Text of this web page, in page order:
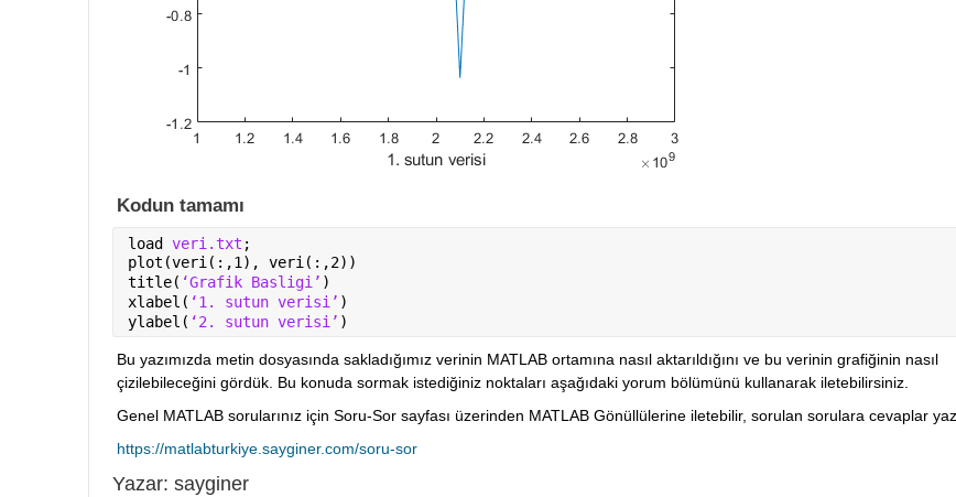
Kodun tamamı
load veri.txt ;
plot(veri(:,1), veri(:,2))
title( ‘Grafik Basligi’ )
xlabel( ‘1. sutun verisi’ )
ylabel( ‘2. sutun verisi’ )
Bu yazımızda metin dosyasında sakladığımız verinin MATLAB ortamına nasıl aktarıldığını ve bu verinin grafiğinin nasıl
çizilebileceğini gördük. Bu konuda sormak istediğiniz noktaları aşağıdaki yorum bölümünü kullanarak iletebilirsiniz.
Genel MATLAB sorularınız için Soru-Sor sayfası üzerinden MATLAB Gönüllülerine iletebilir, sorulan sorulara cevaplar
https://matlabturkiye.sayginer.com/soru-sor
Yazar: sayginer